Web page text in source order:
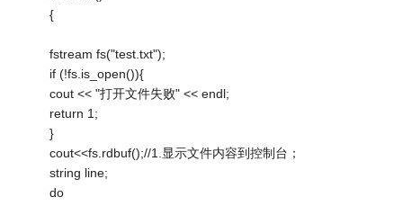
{
fstream fs("test.txt");
if (!fs.is_open()){
cout << "打开文件失败" << endl;
return 1;
}
cout<<fs.rdbuf();//1.显示文件内容到控制台；
string line;
do